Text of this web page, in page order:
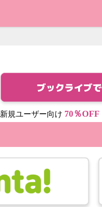
新規ユーザー向け 70％OFF